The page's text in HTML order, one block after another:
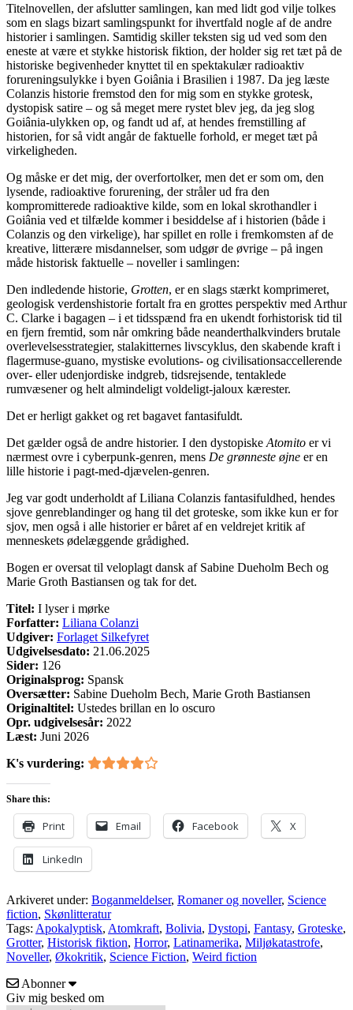
Titelnovellen, der afslutter samlingen, kan med lidt god vilje tolkes
som en slags bizart samlingspunkt for ihvertfald nogle af de andre
historier i samlingen. Samtidig skiller teksten sig ud ved som den
eneste at være et stykke historisk fiktion, der holder sig ret tæt på de
historiske begivenheder knyttet til en spektakulær radioaktiv
forureningsulykke i byen Goiânia i Brasilien i 1987. Da jeg læste
Colanzis historie fremstod den for mig som en stykke grotesk,
dystopisk satire – og så meget mere rystet blev jeg, da jeg slog
Goiânia-ulykken op, og fandt ud af, at hendes fremstilling af
historien, for så vidt angår de faktuelle forhold, er meget tæt på
virkeligheden.
Og måske er det mig, der overfortolker, men det er som om, den
lysende, radioaktive forurening, der stråler ud fra den
kompromitterede radioaktive kilde, som en lokal skrothandler i
Goiânia ved et tilfælde kommer i besiddelse af i historien (både i
Colanzis og den virkelige), har spillet en rolle i fremkomsten af de
kreative, litterære misdannelser, som udgør de øvrige – på ingen
måde historisk faktuelle – noveller i samlingen:
Den indledende historie, Grotten, er en slags stærkt komprimeret,
geologisk verdenshistorie fortalt fra en grottes perspektiv med Arthur
C. Clarke i bagagen – i et tidsspænd fra en ukendt forhistorisk tid til
en fjern fremtid, som når omkring både neanderthalkvinders brutale
overlevelsesstrategier, stalakitternes livscyklus, den skabende kraft i
flagermuse-guano, mystiske evolutions- og civilisationsaccellerende
over- eller udenjordiske indgreb, tidsrejsende, tentaklede
rumvæsener og helt almindeligt voldeligt-jaloux kærester.
Det er herligt gakket og ret bagavet fantasifuldt.
Det gælder også de andre historier. I den dystopiske Atomito er vi
nærmest ovre i cyberpunk-genren, mens De grønneste øjne er en
lille historie i pagt-med-djævelen-genren.
Jeg var godt underholdt af Liliana Colanzis fantasifuldhed, hendes
sjove genreblandinger og hang til det groteske, som ikke kun er for
sjov, men også i alle historier er båret af en veldrejet kritik af
menneskets ødelæggende grådighed.
Bogen er oversat til veloplagt dansk af Sabine Dueholm Bech og
Marie Groth Bastiansen og tak for det.
Titel: I lyser i mørke
Forfatter: Liliana Colanzi
Udgiver: Forlaget Silkefyret
Udgivelsesdato: 21.06.2025
Sider: 126
Originalsprog: Spansk
Oversætter: Sabine Dueholm Bech, Marie Groth Bastiansen
Originaltitel: Ustedes brillan en lo oscuro
Opr. udgivelsesår: 2022
Læst: Juni 2026
K's vurdering:
Share this:
Print Email Facebook X
LinkedIn
Arkiveret under: Boganmeldelser, Romaner og noveller, Science
fiction, Skønlitteratur
Tags: Apokalyptisk, Atomkraft, Bolivia, Dystopi, Fantasy, Groteske,
Grotter, Historisk fiktion, Horror, Latinamerika, Miljøkatastrofe,
Noveller, Økokritik, Science Fiction, Weird fiction
Abonner
Giv mig besked om